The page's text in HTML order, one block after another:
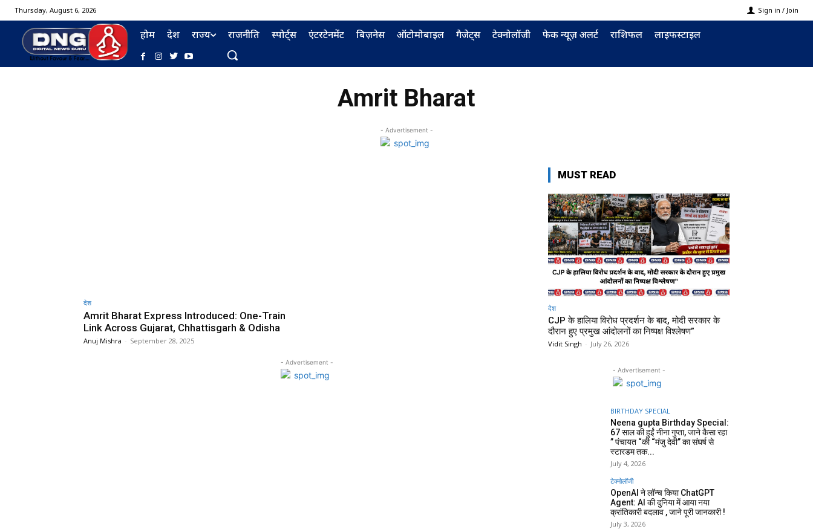
Thursday, August 6, 2026 Sign in / Join
होम देश राज्य राजनीति स्पोर्ट्स एंटरटेनमेंट बिज़नेस ऑटोमोबाइल गैजेट्स टेक्नोलॉजी फेक न्यूज़ अलर्ट राशिफल लाइफस्टाइल
Amrit Bharat
- Advertisement -
देश
Amrit Bharat Express Introduced: One-Train
Link Across Gujarat, Chhattisgarh & Odisha
Anuj Mishra - September 28, 2025
- Advertisement -
MUST READ
देश
CJP के हालिया विरोध प्रदर्शन के बाद, मोदी सरकार के
दौरान हुए प्रमुख आंदोलनों का निष्पक्ष विश्लेषण”
Vidit Singh - July 26, 2026
- Advertisement -
BIRTHDAY SPECIAL
Neena gupta Birthday Special:
67 साल की हुईं नीना गुप्ता, जाने कैसा रहा
” पंचायत “की “मंजु देवी” का संघर्ष से
स्टारडम तक...
July 4, 2026
टेक्नोलॉजी
OpenAI ने लॉन्च किया ChatGPT
Agent: AI की दुनिया में आया नया
क्रांतिकारी बदलाव , जाने पूरी जानकारी !
July 3, 2026